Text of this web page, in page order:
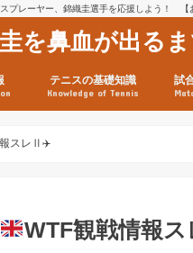
プレーヤー、錦織圭選手を応援しよう！
を鼻血が出る
テニスの基礎知識
Knowledge of Tennis
試
報スレⅡ✈️
WTF観戦情報